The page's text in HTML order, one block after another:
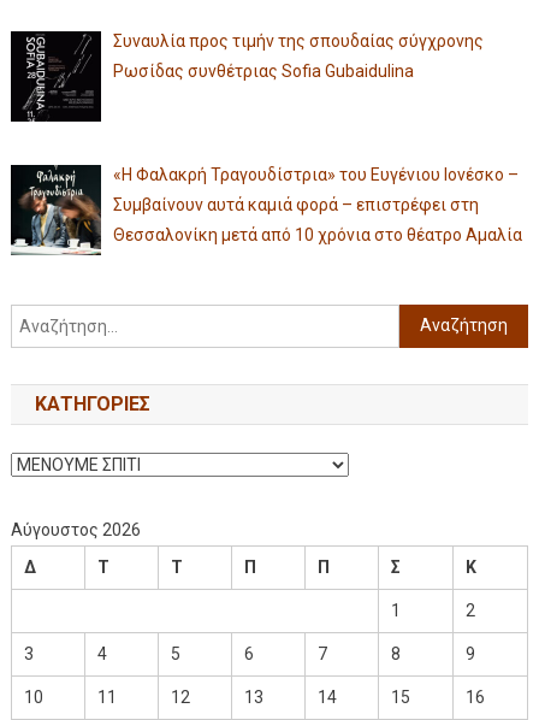
Συναυλία προς τιμήν της σπουδαίας σύγχρονης
Ρωσίδας συνθέτριας Sofia Gubaidulina
«Η Φαλακρή Τραγουδίστρια» του Ευγένιου Ιονέσκο –
Συμβαίνουν αυτά καμιά φορά – επιστρέφει στη
Θεσσαλονίκη μετά από 10 χρόνια στο θέατρο Αμαλία
KΑΤΗΓΟΡΊΕΣ
Αύγουστος 2026
Δ
Τ Τ Π Π Σ Κ
1 2
3 4 5 6 7 8 9
10 11 12 13 14 15 16